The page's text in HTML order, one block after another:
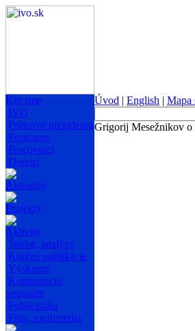
Kto sme
IVO
Príhovor prezidenta
Programy
Pracovníci
Donori
Aktuality
Projekty
Aktivity
Štúdie, analýzy
Knižné publikácie
Výskumy
Konferencie,
semináre
Publicistika
Film, multimedia
Úvod | English | Mapa
Grigorij Mesežnikov